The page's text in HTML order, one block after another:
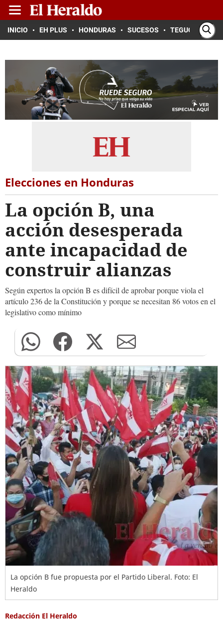
INICIO EH PLUS HONDURAS SUCESOS TEGUCIGALPA
Elecciones en Honduras
La opción B, una
acción desesperada
ante incapacidad de
construir alianzas
Según expertos la opción B es difícil de aprobar porque viola el
artículo 236 de la Constitución y porque se necesitan 86 votos en el
legislativo como mínimo
La opción B fue propuesta por el Partido Liberal. Foto: El
Heraldo
Redacción El Heraldo